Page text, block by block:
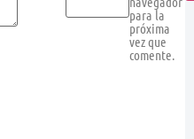
para la
próxima
vez que
comente.